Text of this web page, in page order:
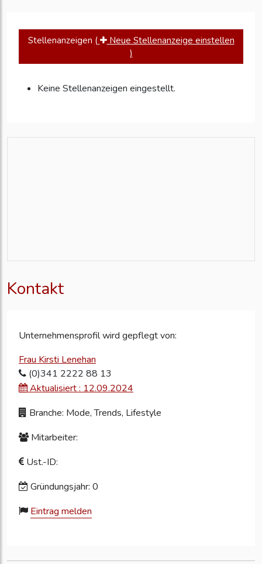
Stellenanzeigen (
Neue Stellenanzeige einstellen
)
Keine Stellenanzeigen eingestellt.
Kontakt
Unternehmensprofil wird gepflegt von:
Frau Kirsti Lenehan
(0)341 2222 88 13
Aktualisiert : 12.09.2024
Branche: Mode, Trends, Lifestyle
Mitarbeiter:
Ust.-ID:
Gründungsjahr: 0
Eintrag melden